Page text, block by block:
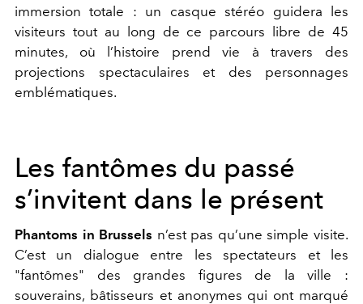
immersion totale : un casque stéréo guidera les
visiteurs tout au long de ce parcours libre de 45
minutes, où l’histoire prend vie à travers des
projections spectaculaires et des personnages
emblématiques.
Les fantômes du passé
s’invitent dans le présent
Phantoms in Brussels n’est pas qu’une simple visite.
C’est un dialogue entre les spectateurs et les
"fantômes" des grandes figures de la ville :
souverains, bâtisseurs et anonymes qui ont marqué